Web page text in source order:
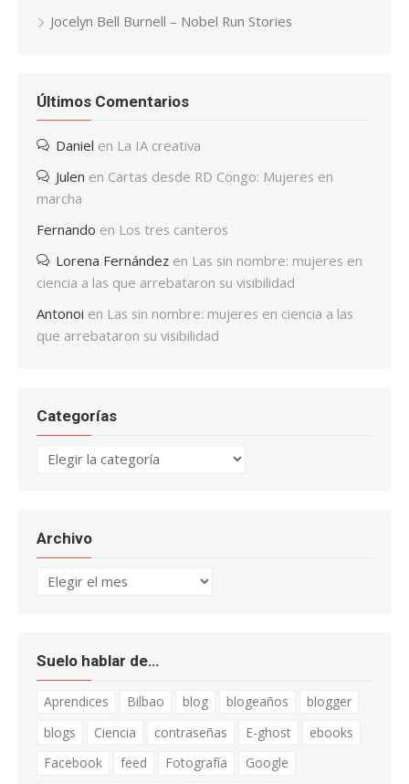
Jocelyn Bell Burnell – Nobel Run Stories
Últimos Comentarios
Daniel en La IA creativa
Julen en Cartas desde RD Congo: Mujeres en
marcha
Fernando en Los tres canteros
Lorena Fernández en Las sin nombre: mujeres en
ciencia a las que arrebataron su visibilidad
Antonoi en Las sin nombre: mujeres en ciencia a las
que arrebataron su visibilidad
Categorías
Categorías
Archivo
Archivo
Suelo hablar de…
Aprendices Bilbao blog blogeaños
blogger
blogs
Ciencia contraseñas E-ghost
ebooks
Facebook
feed Fotografía
Google